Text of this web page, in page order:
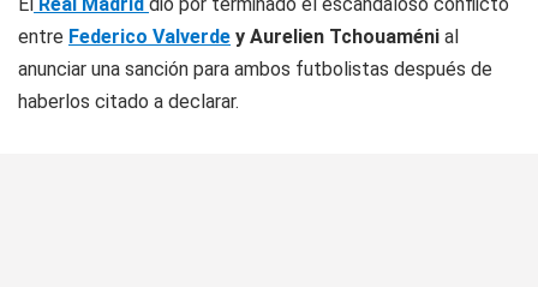
entre Federico Valverde y Aurelien Tchouaméni al
anunciar una sanción para ambos futbolistas después de
haberlos citado a declarar.